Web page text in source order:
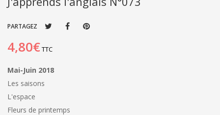
PARTAGEZ
4,80€TTC
Mai-Juin 2018
Les saisons
L'espace
Fleurs de printemps